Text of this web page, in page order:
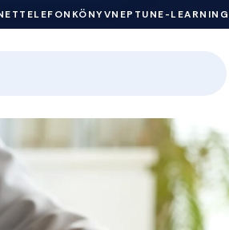
TELEFONKÖNYVNEPTUNE-LEARNING